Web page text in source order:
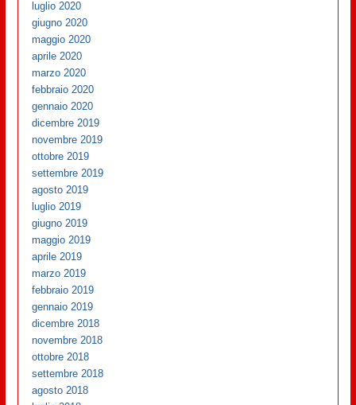
luglio 2020
giugno 2020
maggio 2020
aprile 2020
marzo 2020
febbraio 2020
gennaio 2020
dicembre 2019
novembre 2019
ottobre 2019
settembre 2019
agosto 2019
luglio 2019
giugno 2019
maggio 2019
aprile 2019
marzo 2019
febbraio 2019
gennaio 2019
dicembre 2018
novembre 2018
ottobre 2018
settembre 2018
agosto 2018